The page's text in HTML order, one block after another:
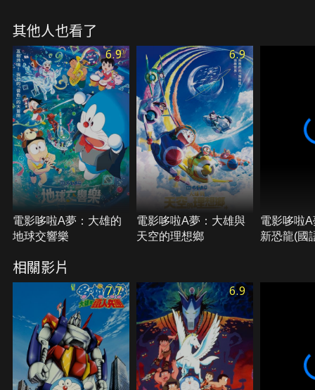
描繪的中世紀歐洲世界。傳說在這世界的某處沉睡著
一顆幻之寶石。當地流傳已久的「世界滅亡」傳說卻
在此時復甦。
其他人也看了
6.9
電影哆啦A夢：大雄的
地球交響樂
6.9
電影哆啦A夢：大雄與
天空的理想鄉
電影哆啦
新恐龍(國
相關影片
7.7 6.9